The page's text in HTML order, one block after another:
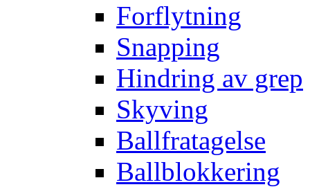
Forflytning
Snapping
Hindring av grep
Skyving
Ballfratagelse
Ballblokkering